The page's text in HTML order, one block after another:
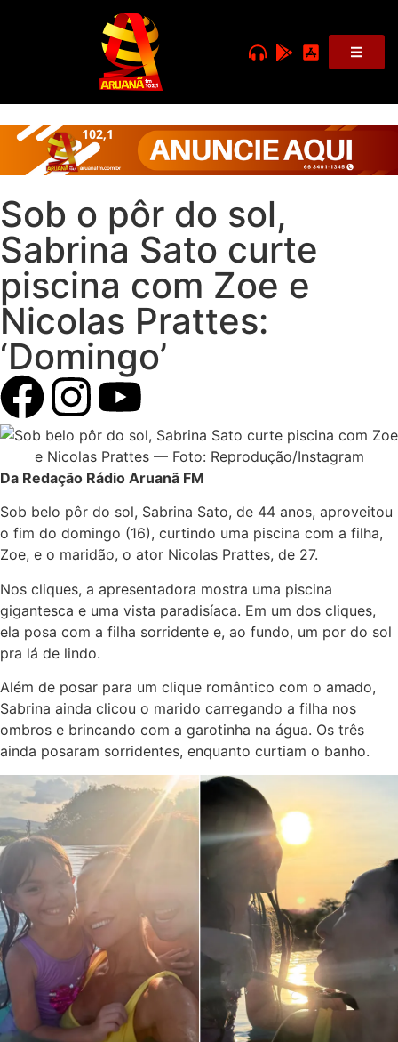
Sob o pôr do sol,
Sabrina Sato curte
piscina com Zoe e
Nicolas Prattes:
‘Domingo’
Da Redação Rádio Aruanã FM
Sob belo pôr do sol, Sabrina Sato, de 44 anos, aproveitou
o fim do domingo (16), curtindo uma piscina com a filha,
Zoe, e o maridão, o ator Nicolas Prattes, de 27.
Nos cliques, a apresentadora mostra uma piscina
gigantesca e uma vista paradisíaca. Em um dos cliques,
ela posa com a filha sorridente e, ao fundo, um por do sol
pra lá de lindo.
Além de posar para um clique romântico com o amado,
Sabrina ainda clicou o marido carregando a filha nos
ombros e brincando com a garotinha na água. Os três
ainda posaram sorridentes, enquanto curtiam o banho.